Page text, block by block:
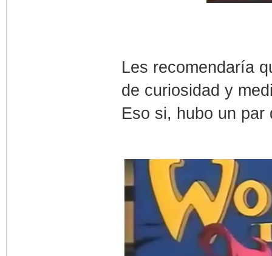
Les recomendaría
de curiosidad y
Eso si, hubo un